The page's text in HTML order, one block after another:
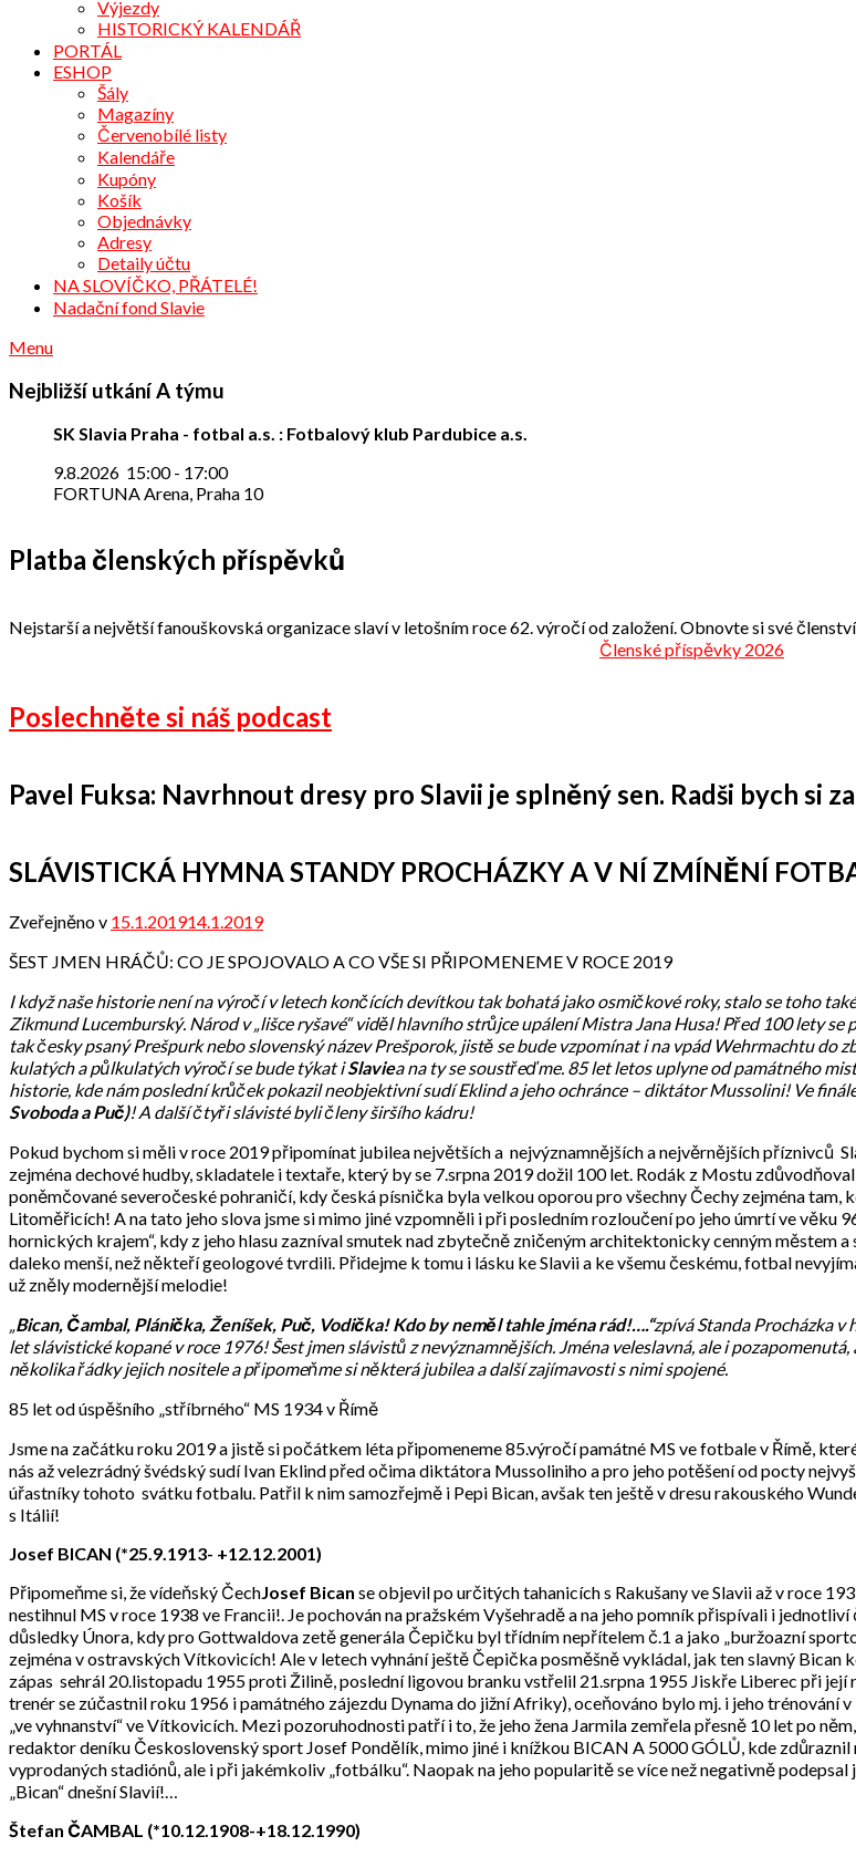
Výjezdy
HISTORICKÝ KALENDÁŘ
PORTÁL
ESHOP
Šály
Magazíny
Červenobílé listy
Kalendáře
Kupóny
Košík
Objednávky
Adresy
Detaily účtu
NA SLOVÍČKO, PŘÁTELÉ!
Nadační fond Slavie
Menu
Nejbližší utkání A týmu
SK Slavia Praha - fotbal a.s. : Fotbalový klub Pardubice a.s.
9.8.2026 15:00- 17:00
FORTUNA Arena, Praha 10
Platba členských příspěvků
Nejstarší a největší fanouškovská organizace slaví v letošním roce 62. výročí od založení. Obnovte si své
Členské příspěvky 2026
Poslechněte si náš podcast
Pavel Fuksa: Navrhnout dresy pro Slavii je splněný sen. Radši bych si
SLÁVISTICKÁ HYMNA STANDY PROCHÁZKY A V NÍ ZMÍNĚNÍ
Zveřejněno v 15.1.201914.1.2019od
přátel
ŠEST JMEN HRÁČŮ: CO JE SPOJOVALO A CO VŠE SI PŘIPOMENEME V ROCE 2019
I když naše historie není na výročí v letech končících devítkou tak bohatá jako osmičkové roky, stalo se toho
Zikmund Lucemburský. Národ v „lišce ryšavé“ viděl hlavního strůjce upálení Mistra Jana Husa! Před 100 lety
tak česky psaný Prešpurk nebo slovenský název Prešporok, jistě se bude vzpomínat i na vpád Wehrmachtu
kulatých a půlkulatých výročí se bude týkat iSlaviea na ty se soustřeďme. 85 let letos uplyne od památného
historie, kde nám poslední krůček pokazil neobjektivní sudí Eklind a jeho ochránce – diktátor Mussolini! Ve
Svoboda a Puč)! A další čtyři slávisté byli členy širšího kádru!
Pokud bychom si měli v roce 2019 připomínat jubilea největších a nejvýznamnějších a nejvěrnějších příznivců
zejména dechové hudby, skladatele i textaře, který by se 7.srpna 2019 dožil 100 let. Rodák z Mostu
poněmčované severočeské pohraničí, kdy česká písnička byla velkou oporou pro všechny Čechy zejména
Litoměřicích! A na tato jeho slova jsme si mimo jiné vzpomněli i při posledním rozloučení po jeho úmrtí ve věku
hornických krajem“, kdy z jeho hlasu zazníval smutek nad zbytečně zničeným architektonicky cenným městem
daleko menší, než někteří geologové tvrdili. Přidejme k tomu i lásku ke Slavii a ke všemu českému, fotbal
už zněly modernější melodie!
Bican, Čambal, Plánička, Ženíšek, Puč, Vodička! Kdo by neměl tahle jména rád!….“zpívá Standa Procházka v
let slávistické kopané v roce 1976! Šest jmen slávistů z nevýznamnějších. Jména veleslavná, ale i
několika řádky jejich nositele a připomeňme si některá jubilea a další zajímavosti s nimi spojené.
85 let od úspěšního „stříbrného“ MS 1934 v Římě
Jsme na začátku roku 2019 a jistě si počátkem léta připomeneme 85.výročí památné MS ve fotbale v Římě,
nás až velezrádný švédský sudí Ivan Eklind před očima diktátora Mussoliniho a pro jeho potěšení od pocty
úřastníky tohoto svátku fotbalu. Patřil k nim samozřejmě i Pepi Bican, avšak ten ještě v dresu rakouského
s Itálií!
Josef BICAN (*25.9.1913- +12.12.2001)
Připomeňme si, že vídeňský ČechJosef Bican se objevil po určitých tahanicích s Rakušany ve Slavii až v roce
nestihnul MS v roce 1938 ve Francii!. Je pochován na pražském Vyšehradě a na jeho pomník přispívali i
důsledky Února, kdy pro Gottwaldova zetě generála Čepičku byl třídním nepřítelem č.1 a jako „buržoazní
zejména v ostravských Vítkovicích! Ale v letech vyhnání ještě Čepička posměšně vykládal, jak ten slavný Bican
zápas sehrál 20.listopadu 1955 proti Žilině, poslední ligovou branku vstřelil 21.srpna 1955 Jiskře Liberec při
trenér se zúčastnil roku 1956 i památného zájezdu Dynama do jižní Afriky), oceňováno bylo mj. i jeho trénování
„ve vyhnanství“ ve Vítkovicích. Mezi pozoruhodnosti patří i to, že jeho žena Jarmila zemřela přesně 10 let po
redaktor deníku Československý sport Josef Pondělík, mimo jiné i knížkou BICAN A 5000 GÓLŮ, kde
vyprodaných stadiónů, ale i při jakémkoliv „fotbálku“. Naopak na jeho popularitě se více než negativně
„Bican“ dnešní Slavií!…
Štefan ČAMBAL (*10.12.1908-+18.12.1990)